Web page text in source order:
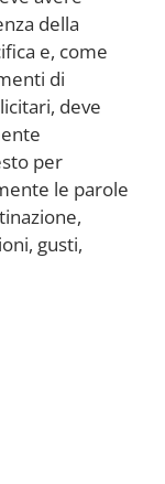
della
e, come
di
deve
per
le parole
gusti,